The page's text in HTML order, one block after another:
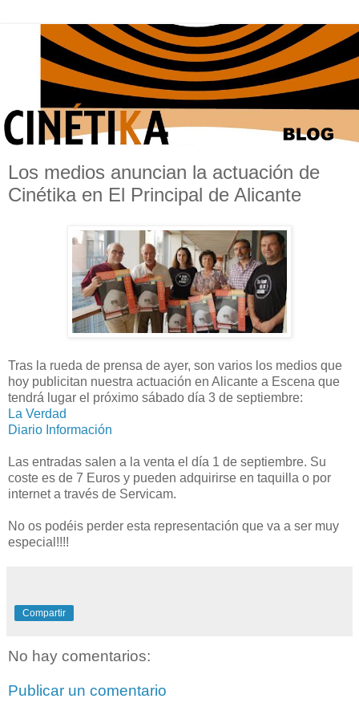
Los medios anuncian la actuación de
Cinétika en El Principal de Alicante
Tras la rueda de prensa de ayer, son varios los medios que
hoy publicitan nuestra actuación en Alicante a Escena que
tendrá lugar el próximo sábado día 3 de septiembre:
La Verdad
Diario Información
Las entradas salen a la venta el día 1 de septiembre. Su
coste es de 7 Euros y pueden adquirirse en taquilla o por
internet a través de Servicam.
No os podéis perder esta representación que va a ser muy
especial!!!!
Compartir
No hay comentarios:
Publicar un comentario